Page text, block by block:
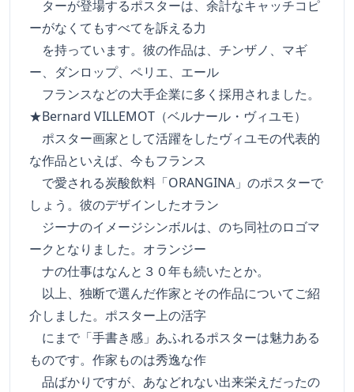
ターが登場するポスターは、余計なキャッチコピ
ーがなくてもすべてを訴える力
を持っています。彼の作品は、チンザノ、マギ
ー、ダンロップ、ペリエ、エール
フランスなどの大手企業に多く採用されました。
★Bernard VILLEMOT（ベルナール・ヴィユモ）
ポスター画家として活躍をしたヴィユモの代表的
な作品といえば、今もフランス
で愛される炭酸飲料「ORANGINA」のポスターで
しょう。彼のデザインしたオラン
ジーナのイメージシンボルは、のち同社のロゴマ
ークとなりました。オランジー
ナの仕事はなんと３０年も続いたとか。
以上、独断で選んだ作家とその作品についてご紹
介しました。ポスター上の活字
にまで「手書き感」あふれるポスターは魅力ある
ものです。作家ものは秀逸な作
品ばかりですが、あなどれない出来栄えだったの